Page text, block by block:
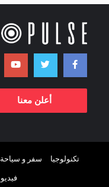
أعلن معنا
تكنولوجيا سفر و سياحة
فيديو